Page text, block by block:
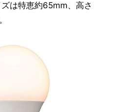
は特恵約65mm、高さ